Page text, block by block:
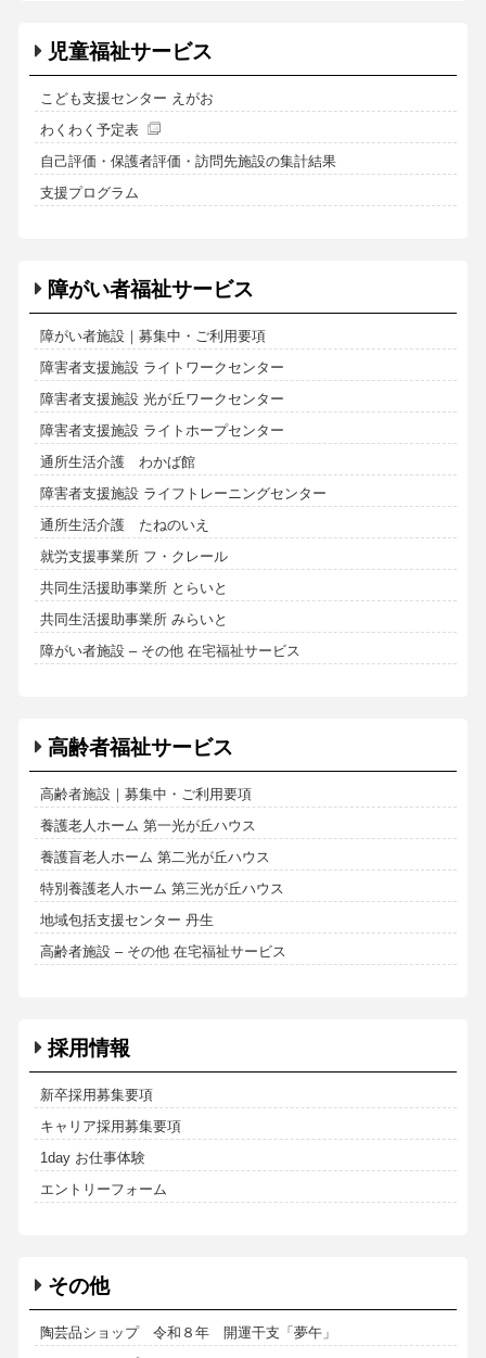
児童福祉サービス
こども支援センター えがお
わくわく予定表
自己評価・保護者評価・訪問先施設の集計結果
支援プログラム
障がい者福祉サービス
障がい者施設｜募集中・ご利用要項
障害者支援施設 ライトワークセンター
障害者支援施設 光が丘ワークセンター
障害者支援施設 ライトホープセンター
通所生活介護 わかば館
障害者支援施設 ライフトレーニングセンター
通所生活介護 たねのいえ
就労支援事業所 フ・クレール
共同生活援助事業所 とらいと
共同生活援助事業所 みらいと
障がい者施設 – その他 在宅福祉サービス
高齢者福祉サービス
高齢者施設｜募集中・ご利用要項
養護老人ホーム 第一光が丘ハウス
養護盲老人ホーム 第二光が丘ハウス
特別養護老人ホーム 第三光が丘ハウス
地域包括支援センター 丹生
高齢者施設 – その他 在宅福祉サービス
採用情報
新卒採用募集要項
キャリア採用募集要項
1day お仕事体験
エントリーフォーム
その他
陶芸品ショップ 令和８年 開運干支「夢午」